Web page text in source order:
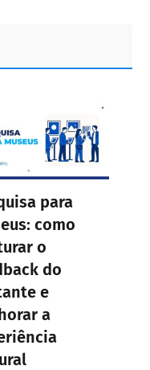
para
como
o
do
e
a